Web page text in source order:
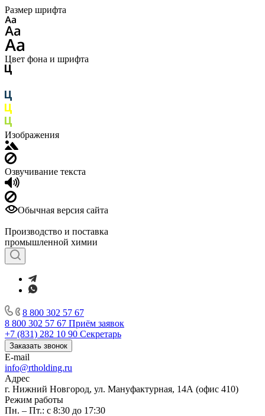
Размер шрифта
Цвет фона и шрифта
Изображения
Озвучивание текста
Обычная версия сайта
Производство и поставка
промышленной химии
8 800 302 57 67
8 800 302 57 67 Приём заявок
+7 (831) 282 10 90 Секретарь
Заказать звонок
E-mail
info@rtholding.ru
Адрес
г. Нижний Новгород, ул. Мануфактурная, 14А (офис 410)
Режим работы
Пн. – Пт.: с 8:30 до 17:30